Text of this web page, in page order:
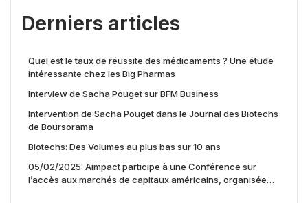
Derniers articles
Quel est le taux de réussite des médicaments ? Une étude
intéressante chez les Big Pharmas
Interview de Sacha Pouget sur BFM Business
Intervention de Sacha Pouget dans le Journal des Biotechs
de Boursorama
Biotechs: Des Volumes au plus bas sur 10 ans
05/02/2025: Aimpact participe à une Conférence sur
l’accès aux marchés de capitaux américains, organisée